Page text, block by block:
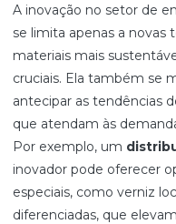
A inovação no setor de
se limita apenas a novas
materiais mais
cruciais. Ela também se
antecipar as tendências
que atendam às
Por exemplo, um
inovador pode oferecer
especiais, como verniz
diferenciadas, que